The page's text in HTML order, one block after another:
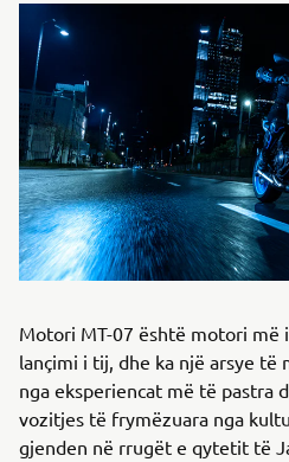
Motori MT-07 është motori më
lançimi i tij, dhe ka një arsye
nga eksperiencat më të pastra
vozitjes të frymëzuara nga
gjenden në rrugët e qytetit të